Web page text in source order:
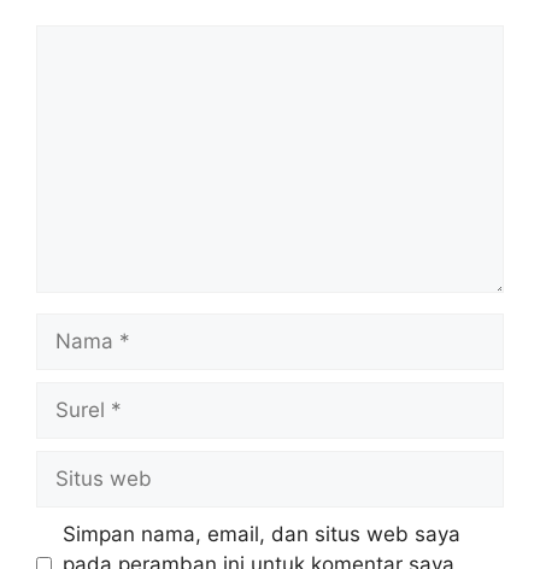
Nama
Surel
Situs
web
Simpan nama, email, dan situs web saya
pada peramban ini untuk komentar saya